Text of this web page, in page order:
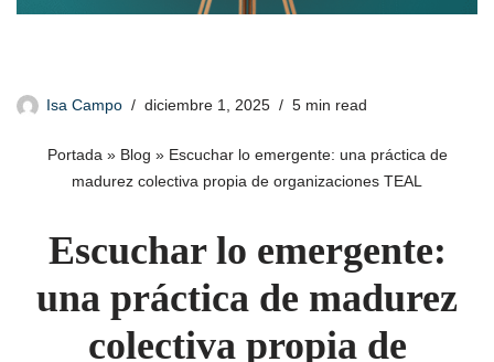
Isa Campo diciembre 1, 2025 5 min read
Portada » Blog » Escuchar lo emergente: una práctica de
madurez colectiva propia de organizaciones TEAL
Escuchar lo emergente:
una práctica de madurez
colectiva propia de